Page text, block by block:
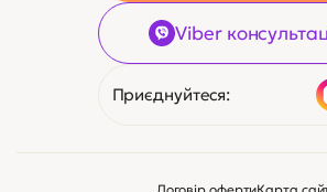
Viber
Приєднуйтеся: